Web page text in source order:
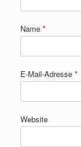
Name *
E-Mail-Adresse *
Website